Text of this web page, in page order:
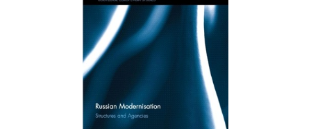
偉大的迷走神經